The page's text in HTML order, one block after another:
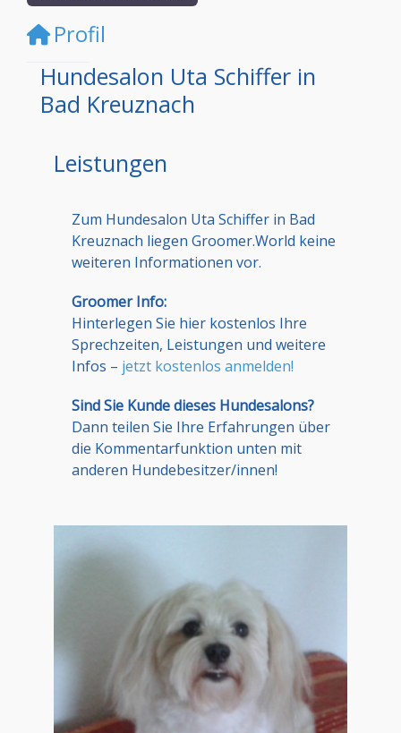
Profil
Hundesalon Uta Schiffer in
Bad Kreuznach
Leistungen
Zum Hundesalon Uta Schiffer in Bad
Kreuznach liegen Groomer.World keine
weiteren Informationen vor.
Groomer Info:
Hinterlegen Sie hier kostenlos Ihre
Sprechzeiten, Leistungen und weitere
Infos – jetzt kostenlos anmelden!
Sind Sie Kunde dieses Hundesalons?
Dann teilen Sie Ihre Erfahrungen über
die Kommentarfunktion unten mit
anderen Hundebesitzer/innen!